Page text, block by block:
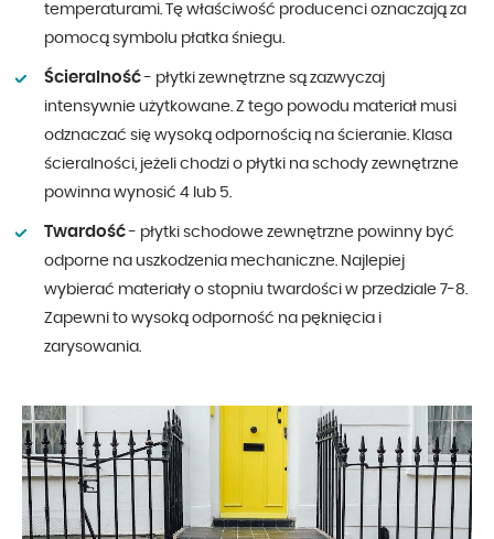
temperaturami. Tę właściwość producenci oznaczają za
pomocą symbolu płatka śniegu.
Ścieralność- płytki zewnętrzne są zazwyczaj
intensywnie użytkowane. Z tego powodu materiał musi
odznaczać się wysoką odpornością na ścieranie. Klasa
ścieralności, jeżeli chodzi o płytki na schody zewnętrzne
powinna wynosić 4 lub 5.
Twardość- płytki schodowe zewnętrzne powinny być
odporne na uszkodzenia mechaniczne. Najlepiej
wybierać materiały o stopniu twardości w przedziale 7-8.
Zapewni to wysoką odporność na pęknięcia i
zarysowania.